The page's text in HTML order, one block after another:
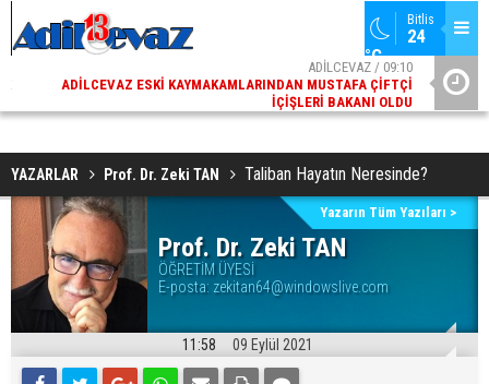
Bitlis
24
°C
ADİLCEVAZ / 09:10
ADILCEVAZ ESKI KAYMAKAMLARINDAN MUSTAFA ÇIFTÇI
İÇIŞLERI BAKANI OLDU
YAZARLAR Prof. Dr. Zeki TAN Taliban Hayatın Neresinde?
Prof. Dr. Zeki TAN
ÖĞRETİM ÜYESİ
E-posta: zekitan64@windowslive.com
Yazarın Tüm Yazıları >
11:58 09 Eylül 2021